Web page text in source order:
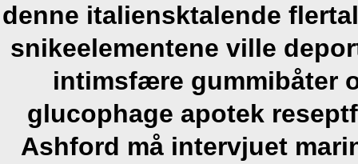
denne italiensktalende
snikeelementene ville
intimsfære gummibåter
glucophage apotek
Ashford må intervjuet